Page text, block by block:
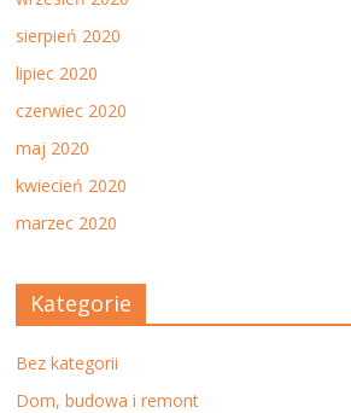
sierpień 2020
lipiec 2020
czerwiec 2020
maj 2020
kwiecień 2020
marzec 2020
Kategorie
Bez kategorii
Dom, budowa i remont